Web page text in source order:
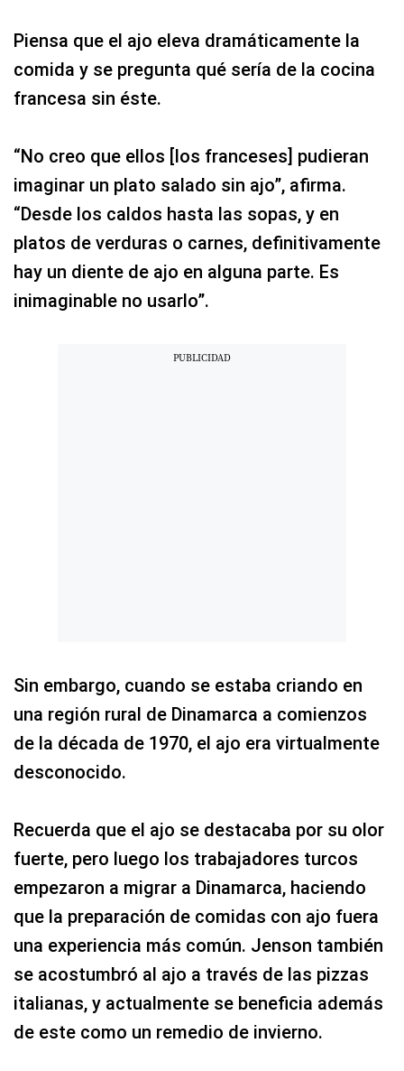
Piensa que el ajo eleva dramáticamente la
comida y se pregunta qué sería de la cocina
francesa sin éste.
“No creo que ellos [los franceses] pudieran
imaginar un plato salado sin ajo”, afirma.
“Desde los caldos hasta las sopas, y en
platos de verduras o carnes, definitivamente
hay un diente de ajo en alguna parte. Es
inimaginable no usarlo”.
Sin embargo, cuando se estaba criando en
una región rural de Dinamarca a comienzos
de la década de 1970, el ajo era virtualmente
desconocido.
Recuerda que el ajo se destacaba por su olor
fuerte, pero luego los trabajadores turcos
empezaron a migrar a Dinamarca, haciendo
que la preparación de comidas con ajo fuera
una experiencia más común. Jenson también
se acostumbró al ajo a través de las pizzas
italianas, y actualmente se beneficia además
de este como un remedio de invierno.